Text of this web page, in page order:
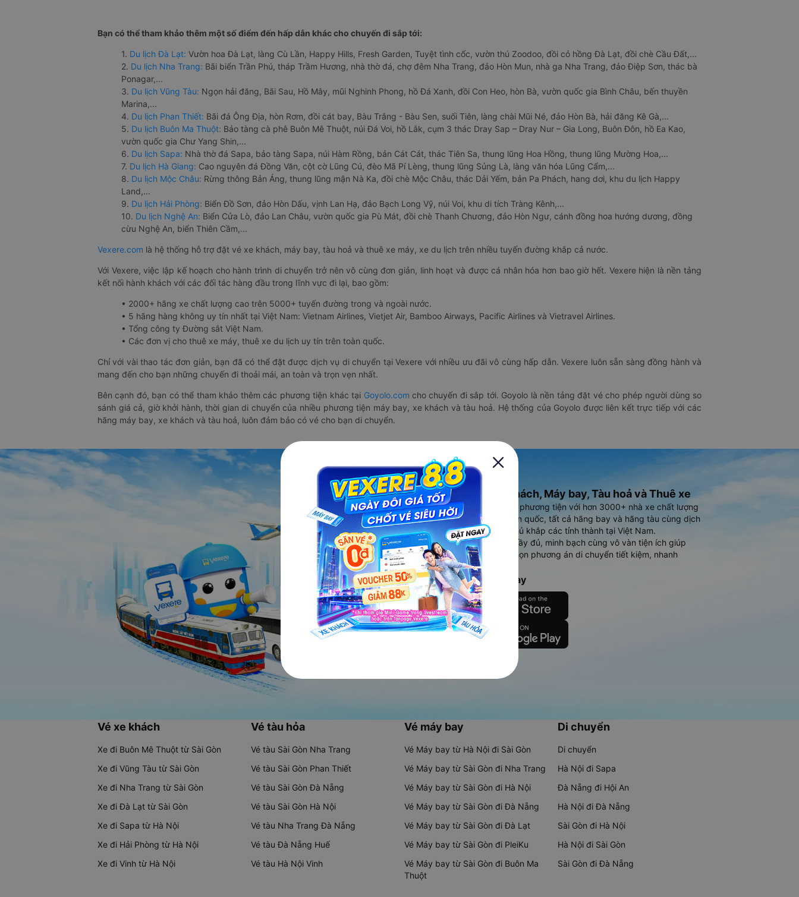
Bạn có thể tham khảo thêm một số điểm đến hấp dẫn khác cho chuyến đi sắp tới:
1. Du lịch Đà Lạt: Vườn hoa Đà Lạt, làng Cù Lần, Happy Hills, Fresh Garden, Tuyệt tình cốc, vườn thú Zoodoo, đồi cỏ hồng Đà Lạt, đồi chè Cầu Đất,...
2. Du lịch Nha Trang: Bãi biển Trần Phú, tháp Trầm Hương, nhà thờ đá, chợ đêm Nha Trang, đảo Hòn Mun, nhà ga Nha Trang, đảo Điệp Sơn, thác bà
Ponagar,...
3. Du lịch Vũng Tàu: Ngọn hải đăng, Bãi Sau, Hồ Mây, mũi Nghinh Phong, hồ Đá Xanh, đồi Con Heo, hòn Bà, vườn quốc gia Bình Châu, bến thuyền
Marina,...
4. Du lịch Phan Thiết: Bãi đá Ông Địa, hòn Rơm, đồi cát bay, Bàu Trắng - Bàu Sen, suối Tiên, làng chài Mũi Né, đảo Hòn Bà, hải đăng Kê Gà,...
5. Du lịch Buôn Ma Thuột: Bảo tàng cà phê Buôn Mê Thuột, núi Đá Voi, hồ Lắk, cụm 3 thác Dray Sap – Dray Nur – Gia Long, Buôn Đôn, hồ Ea Kao,
vườn quốc gia Chư Yang Shin,...
6. Du lịch Sapa: Nhà thờ đá Sapa, bảo tàng Sapa, núi Hàm Rồng, bản Cát Cát, thác Tiên Sa, thung lũng Hoa Hồng, thung lũng Mường Hoa,...
7. Du lịch Hà Giang: Cao nguyên đá Đồng Văn, cột cờ Lũng Cú, đèo Mã Pí Lèng, thung lũng Sủng Là, làng văn hóa Lũng Cẩm,...
8. Du lịch Mộc Châu: Rừng thông Bản Áng, thung lũng mận Nà Ka, đồi chè Mộc Châu, thác Dải Yếm, bản Pa Phách, hang dơi, khu du lịch Happy
Land,...
9. Du lịch Hải Phòng: Biển Đồ Sơn, đảo Hòn Dấu, vịnh Lan Hạ, đảo Bạch Long Vỹ, núi Voi, khu di tích Tràng Kênh,...
10. Du lịch Nghệ An: Biển Cửa Lò, đảo Lan Châu, vườn quốc gia Pù Mát, đồi chè Thanh Chương, đảo Hòn Ngư, cánh đồng hoa hướng dương, đồng
cừu Nghệ An, biển Thiên Cầm,...
Vexere.com là hệ thống hỗ trợ đặt vé xe khách, máy bay, tàu hoả và thuê xe máy, xe du lịch trên nhiều tuyến đường khắp cả nước.
Với Vexere, việc lập kế hoạch cho hành trình di chuyển trở nên vô cùng đơn giản, linh hoạt và được cá nhân hóa hơn bao giờ hết. Vexere hiện là nền tảng
kết nối hành khách với các đối tác hàng đầu trong lĩnh vực đi lại, bao gồm:
• 2000+ hãng xe chất lượng cao trên 5000+ tuyến đường trong và ngoài nước.
• 5 hãng hàng không uy tín nhất tại Việt Nam: Vietnam Airlines, Vietjet Air, Bamboo Airways, Pacific Airlines và Vietravel Airlines.
• Tổng công ty Đường sắt Việt Nam.
• Các đơn vị cho thuê xe máy, thuê xe du lịch uy tín trên toàn quốc.
Chỉ với vài thao tác đơn giản, bạn đã có thể đặt được dịch vụ di chuyển tại Vexere với nhiều ưu đãi vô cùng hấp dẫn. Vexere luôn sẵn sàng đồng hành và
mang đến cho bạn những chuyến đi thoải mái, an toàn và trọn vẹn nhất.
Bên cạnh đó, bạn có thể tham khảo thêm các phương tiện khác tại Goyolo.com cho chuyến đi sắp tới. Goyolo là nền tảng đặt vé cho phép người dùng so
sánh giá cả, giờ khởi hành, thời gian di chuyển của nhiều phương tiện máy bay, xe khách và tàu hoả. Hệ thống của Goyolo được liên kết trực tiếp với các
hãng máy bay, xe khách và tàu hoả, luôn đảm bảo có vé cho bạn di chuyển.
Ứng dụng đặt vé Xe khách, Máy bay, Tàu hoả và Thuê xe
Vexere - ứng dụng đặt vé đa phương tiện với hơn 3000+ nhà xe chất lượng
cao, 5000+ tuyến đường toàn quốc, tất cả hãng bay và hãng tàu cùng dịch
vụ thuê xe máy, xe du lịch phủ khắp các tỉnh thành tại Việt Nam.
Ứng dụng hiển thị thông tin đầy đủ, minh bạch cùng vô vàn tiện ích giúp
người dùng so sánh và lựa chọn phương án di chuyển tiết kiệm, nhanh
chóng và phù hợp nhất.
Tải ứng dụng Vexere ngay
Vé xe khách
Xe đi Buôn Mê Thuột từ Sài Gòn
Xe đi Vũng Tàu từ Sài Gòn
Xe đi Nha Trang từ Sài Gòn
Xe đi Đà Lạt từ Sài Gòn
Xe đi Sapa từ Hà Nội
Xe đi Hải Phòng từ Hà Nội
Xe đi Vinh từ Hà Nội
Vé tàu hỏa
Vé tàu Sài Gòn Nha Trang
Vé tàu Sài Gòn Phan Thiết
Vé tàu Sài Gòn Đà Nẵng
Vé tàu Sài Gòn Hà Nội
Vé tàu Nha Trang Đà Nẵng
Vé tàu Đà Nẵng Huế
Vé tàu Hà Nội Vinh
Vé máy bay
Vé Máy bay từ Hà Nội đi Sài Gòn
Vé Máy bay từ Sài Gòn đi Nha Trang
Vé Máy bay từ Sài Gòn đi Hà Nội
Vé Máy bay từ Sài Gòn đi Đà Nẵng
Vé Máy bay từ Sài Gòn đi Đà Lạt
Vé Máy bay từ Sài Gòn đi PleiKu
Vé Máy bay từ Sài Gòn đi Buôn Ma
Thuột
Di chuyển
Di chuyển
Hà Nội đi Sapa
Đà Nẵng đi Hội An
Hà Nội đi Đà Nẵng
Sài Gòn đi Hà Nội
Hà Nội đi Sài Gòn
Sài Gòn đi Đà Nẵng